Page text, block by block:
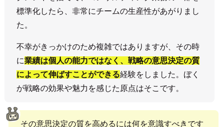
標準化したら、非常にチームの生産性があがりまし
た。
不幸がきっかけのため複雑ではありますが、その時
に業績は個人の能力ではなく、戦略の意思決定の質
によって伸ばすことができる経験をしました。ぼく
が戦略の効果や魅力を感じた原点はそこです。
その意思決定の質を高めるには何を意識すべきです